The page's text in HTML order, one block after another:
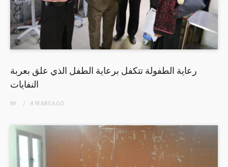
رعاية الطفولة تتكفل برعاية الطفل الذي علق بعربة
النفايات
BY 4 YEARSAGO